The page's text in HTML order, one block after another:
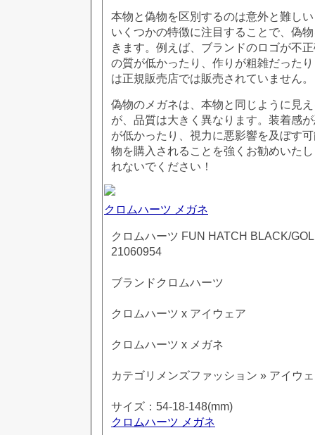
本物と偽物を区別するのは意外と難し
いくつかの特徴に注目することで、偽
きます。例えば、ブランドのロゴが不
の質が低かったり、作りが粗雑だった
は正規販売店では販売されていません。
偽物のメガネは、本物と同じように見
が、品質は大きく異なります。装着感
が低かったり、視力に悪影響を及ぼす
物を購入されることを強くお勧めいた
れないでください！
クロムハーツ メガネ
クロムハーツ FUN HATCH BLACK/
21060954
ブランドクロムハーツ
クロムハーツ x アイウェア
クロムハーツ x メガネ
カテゴリメンズファッション » アイウ
サイズ：54-18-148(mm)
クロムハーツ メガネ